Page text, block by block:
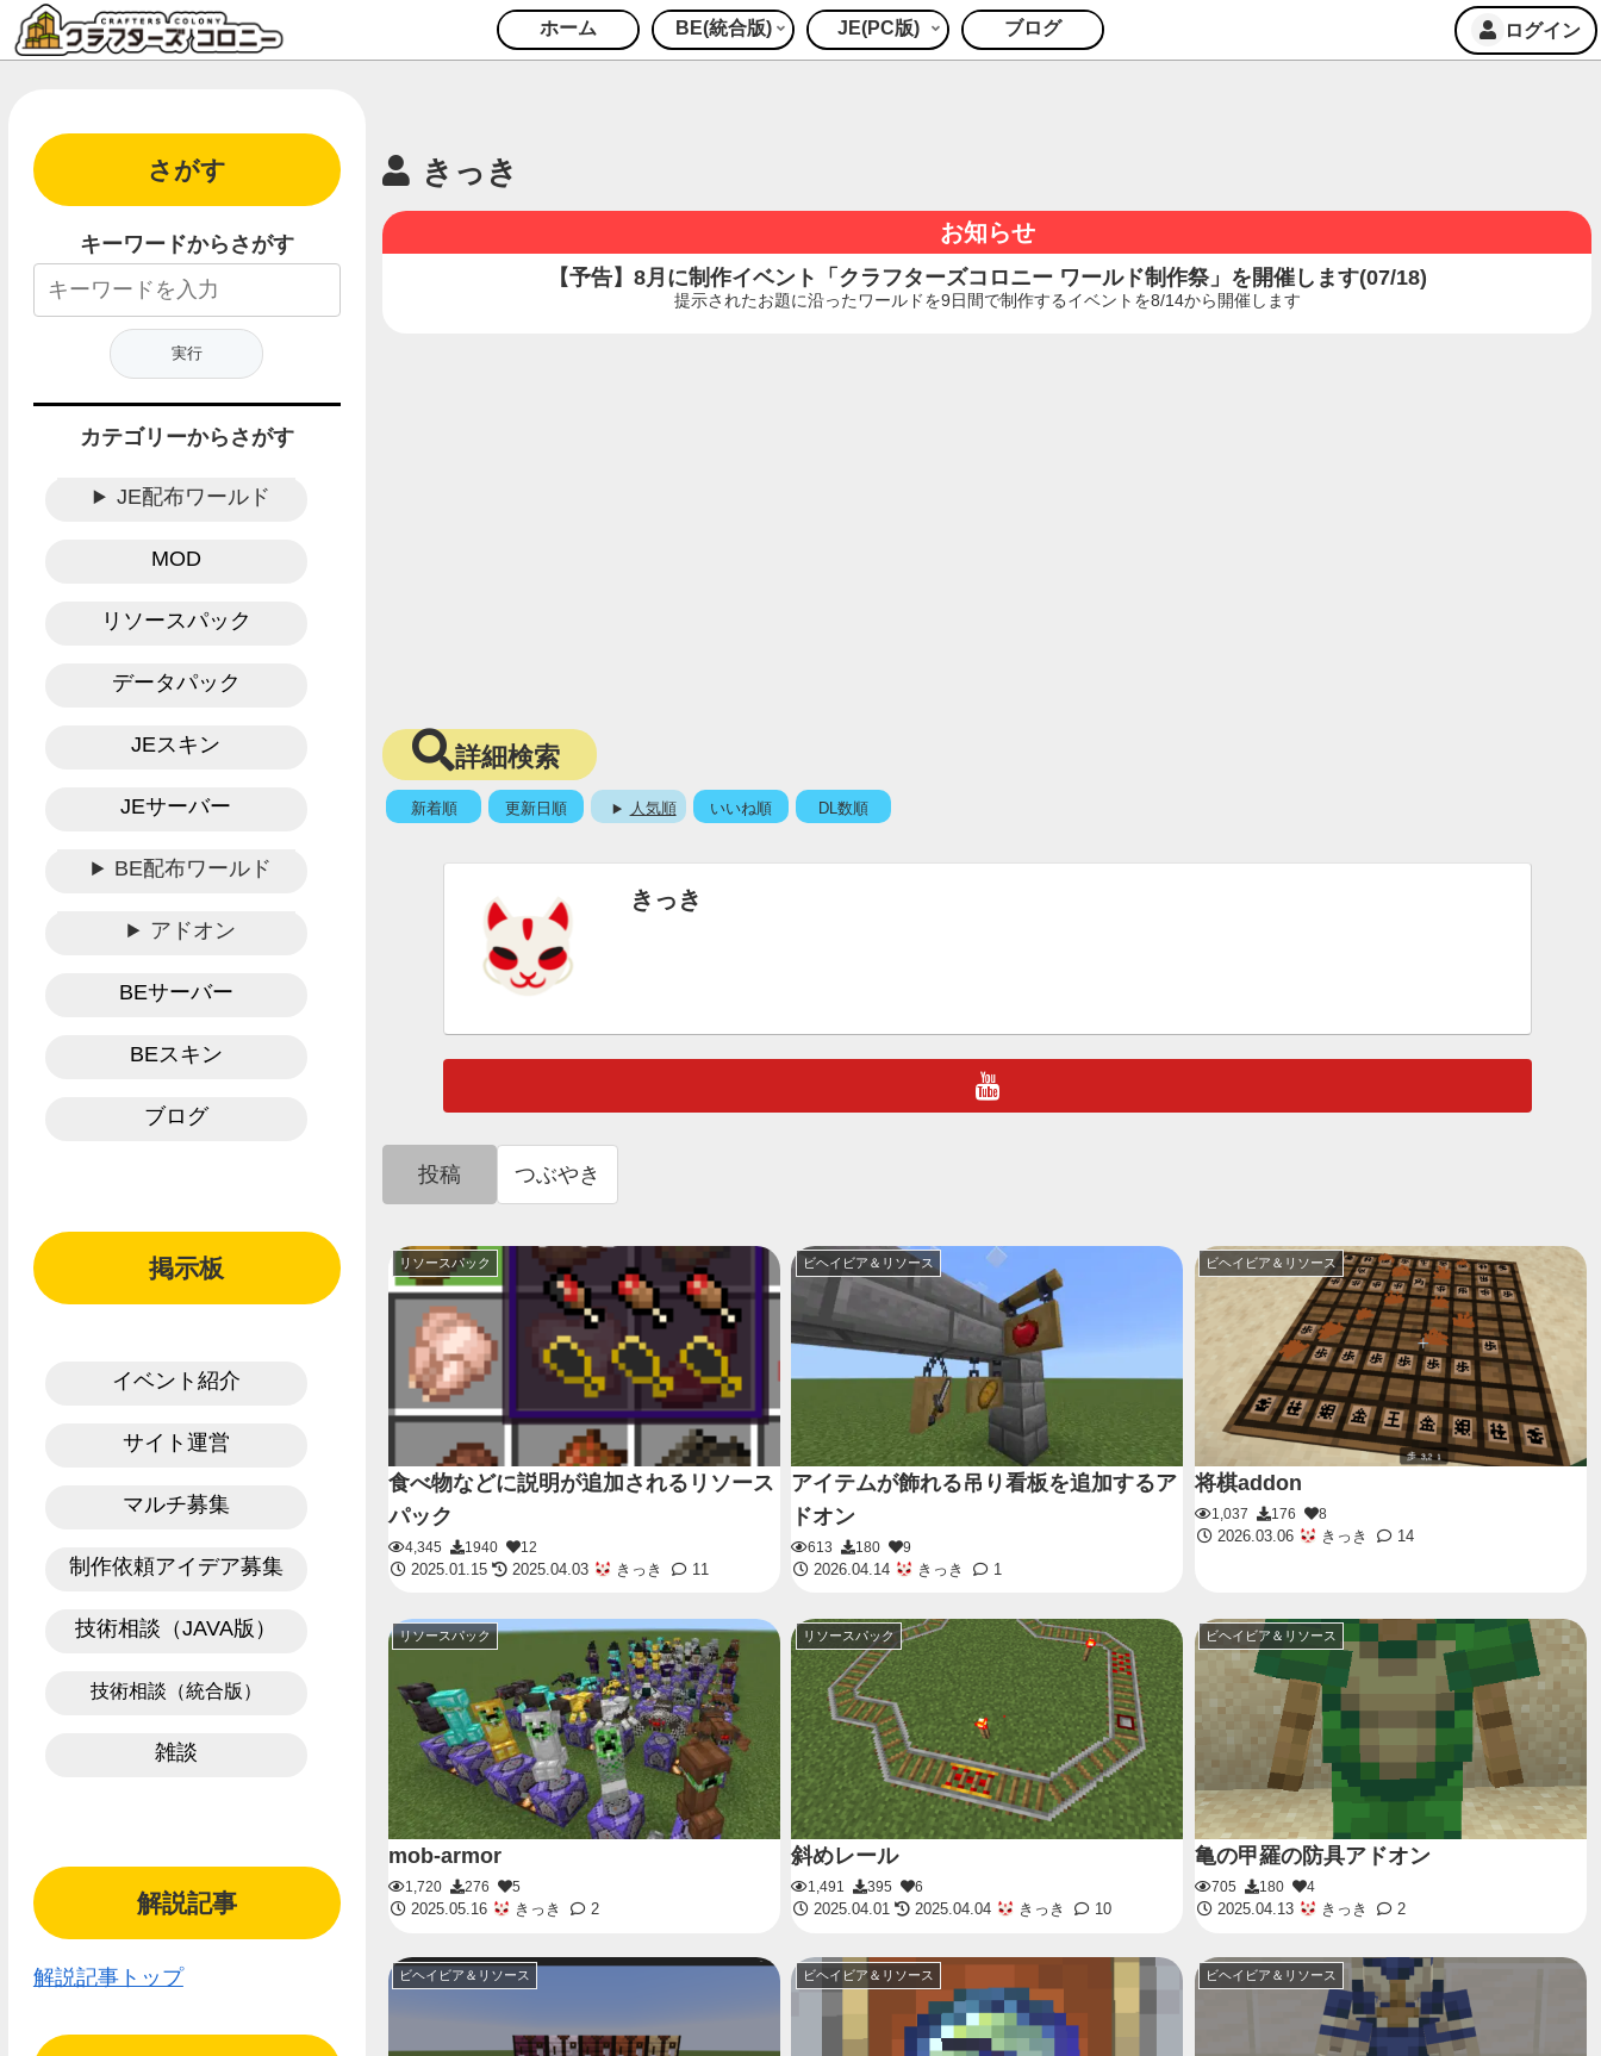
ホーム BE(統合版) JE(PC版) ブログ ログイン
きっき
お知らせ
【予告】8月に制作イベント「クラフターズコロニー ワールド制作祭」を開催します(07/18)
提示されたお題に沿ったワールドを9日間で制作するイベントを8/14から開催します
詳細検索
新着順 更新日順 人気順 いいね順 DL数順
きっき
投稿 つぶやき
リソースパック
食べ物などに説明が追加されるリソース
パック
4,345 1940
12
2025.01.15
2025.04.03 きっき 11
ビヘイビア＆リソース
アイテムが飾れる吊り看板を追加するア
ドオン
613 180
9
2026.04.14
きっき 1
ビヘイビア＆リソース
将棋addon
1,037 176
8
2026.03.06
きっき 14
リソースパック
mob-armor
1,720 276
5
2025.05.16
きっき 2
リソースパック
斜めレール
1,491 395
6
2025.04.01
2025.04.04 きっき 10
ビヘイビア＆リソース
亀の甲羅の防具アドオン
705 180
4
2025.04.13
きっき 2
ビヘイビア＆リソース ビヘイビア＆リソース ビヘイビア＆リソース
さがす
キーワードからさがす
カテゴリーからさがす
JE配布ワールド
MOD
リソースパック
データパック
JEスキン
JEサーバー
BE配布ワールド
アドオン
BEサーバー
BEスキン
ブログ
掲示板
イベント紹介
サイト運営
マルチ募集
制作依頼アイデア募集
技術相談（JAVA版）
技術相談（統合版）
雑談
解説記事
解説記事トップ